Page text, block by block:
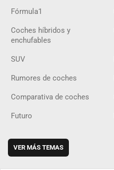
Fórmula1
Coches híbridos y
enchufables
SUV
Rumores de coches
Comparativa de coches
Futuro
VER MÁS TEMAS